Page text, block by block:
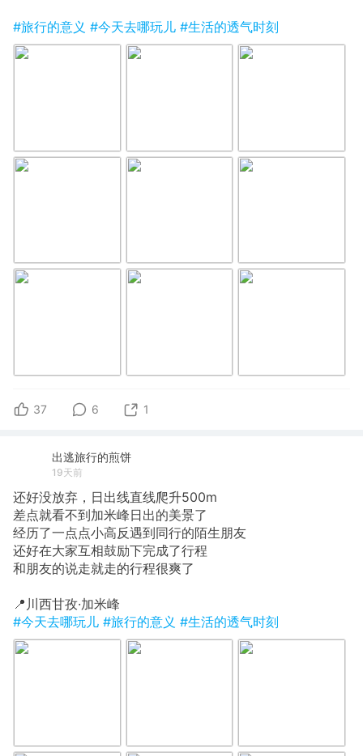
#旅行的意义 #今天去哪玩儿 #生活的透气时刻
37 6 1
出逃旅行的煎饼
19天前
还好没放弃，日出线直线爬升500m
​差点就看不到加米峰日出的美景了
经历了一点点小高反遇到同行的陌生朋友
还好在大家互相鼓励下完成了行程
和朋友的说走就走的行程很爽了
​📍川西甘孜·加米峰
#今天去哪玩儿 #旅行的意义 #生活的透气时刻